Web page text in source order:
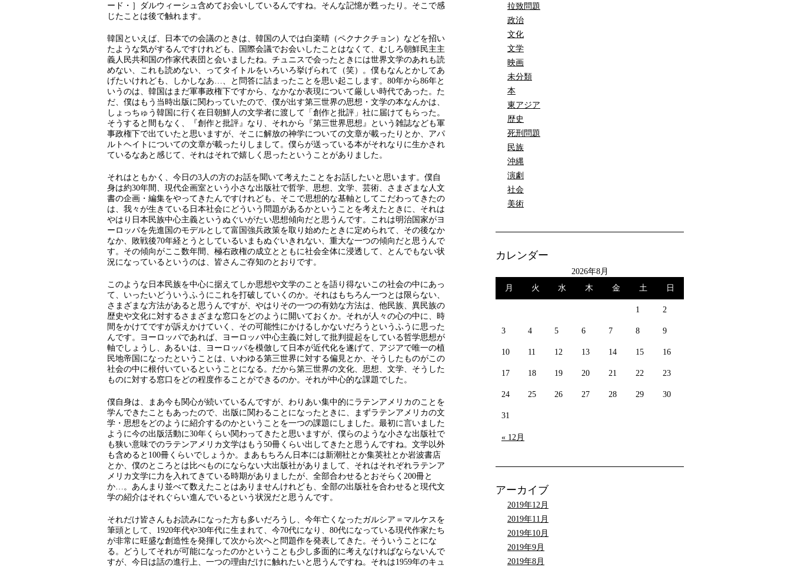
ード・］ダルウィーシュ含めてお会いしているんですね。そんな記憶が甦ったり。そこで感
じたことは後で触れます。
韓国といえば、日本での会議のときは、韓国の人では白楽晴（ペクナクチョン）などを招い
たような気がするんですけれども、国際会議でお会いしたことはなくて、むしろ朝鮮民主主
義人民共和国の作家代表団と会いましたね。チュニスで会ったときには世界文学のあれも読
めない、これも読めない、ってタイトルをいろいろ挙げられて（笑）。僕もなんとかしてあ
げたいけれども、しかしなあ…、と問答に詰まったことを思い起こします。80年から86年と
いうのは、韓国はまだ軍事政権下ですから、なかなか表現について厳しい時代であった。た
だ、僕はもう当時出版に関わっていたので、僕が出す第三世界の思想・文学の本なんかは、
しょっちゅう韓国に行く在日朝鮮人の文学者に渡して「創作と批評」社に届けてもらった。
そうすると間もなく、『創作と批評』なり、それから『第三世界思想』という雑誌なども軍
事政権下で出ていたと思いますが、そこに解放の神学についての文章が載ったりとか、アパ
ルトヘイトについての文章が載ったりしまして。僕らが送っている本がそれなりに生かされ
ているなあと感じて、それはそれで嬉しく思ったということがありました。
それはともかく、今日の3人の方のお話を聞いて考えたことをお話したいと思います。僕自
身は約30年間、現代企画室という小さな出版社で哲学、思想、文学、芸術、さまざまな人文
書の企画・編集をやってきたんですけれども、そこで思想的な基軸としてこだわってきたの
は、我々が生きている日本社会にどういう問題があるかということを考えたときに、それは
やはり日本民族中心主義というぬぐいがたい思想傾向だと思うんです。これは明治国家がヨ
ーロッパを先進国のモデルとして富国強兵政策を取り始めたときに定められて、その後なか
なか、敗戦後70年経とうとしているいまもぬぐいきれない、重大な一つの傾向だと思うんで
す。その傾向がここ数年間、極右政権の成立とともに社会全体に浸透して、とんでもない状
況になっているというのは、皆さんご存知のとおりです。
このような日本民族を中心に据えてしか思想や文学のことを語り得ないこの社会の中にあっ
て、いったいどういうふうにこれを打破していくのか。それはもちろん一つとは限らない、
さまざまな方法があると思うんですが、やはりその一つの有効な方法は、他民族、異民族の
歴史や文化に対するさまざまな窓口をどのように開いておくか。それが人々の心の中に、時
間をかけてですが訴えかけていく、その可能性にかけるしかないだろうというふうに思った
んです。ヨーロッパであれば、ヨーロッパ中心主義に対して批判提起をしている哲学思想が
軸でしょうし、あるいは、ヨーロッパを模倣して日本が近代化を遂げて、アジアで唯一の植
民地帝国になったということは、いわゆる第三世界に対する偏見とか、そうしたものがこの
社会の中に根付いているということになる。だから第三世界の文化、思想、文学、そうした
ものに対する窓口をどの程度作ることができるのか。それが中心的な課題でした。
僕自身は、まあ今も関心が続いているんですが、わりあい集中的にラテンアメリカのことを
学んできたこともあったので、出版に関わることになったときに、まずラテンアメリカの文
学・思想をどのように紹介するのかということを一つの課題にしました。最初に言いました
ように今の出版活動に30年くらい関わってきたと思いますが、僕らのような小さな出版社で
も狭い意味でのラテンアメリカ文学はもう50冊くらい出してきたと思うんですね。文学以外
も含めると100冊くらいでしょうか。まあもちろん日本には新潮社とか集英社とか岩波書店
とか、僕のところとは比べものにならない大出版社がありまして、それはそれぞれラテンア
メリカ文学に力を入れてきている時期がありましたが、全部合わせるとおそらく200冊と
か…。あんまり並べて数えたことはありませんけれども、全部の出版社を合わせると現代文
学の紹介はそれぐらい進んでいるという状況だと思うんです。
それだけ皆さんもお読みになった方も多いだろうし、今年亡くなったガルシア＝マルケスを
筆頭として、1920年代や30年代に生まれて、今70代になり、80代になっている現代作家たち
が非常に旺盛な創造性を発揮して次から次へと問題作を発表してきた。そういうことにな
る。どうしてそれが可能になったのかということも少し多面的に考えなければならないんで
すが、今日は話の進行上、一つの理由だけに触れたいと思うんですね。それは1959年のキュ
拉致問題
政治
文化
文学
映画
未分類
本
東アジア
歴史
死刑問題
民族
沖縄
演劇
社会
美術
カレンダー
2026年8月
月
火 水 木 金 土 日
« 12月
1 2
3 4 5 6 7 8 9
10 11 12 13 14 15 16
17 18 19 20 21 22 23
24 25 26 27 28 29 30
31
アーカイブ
2019年12月
2019年11月
2019年10月
2019年9月
2019年8月